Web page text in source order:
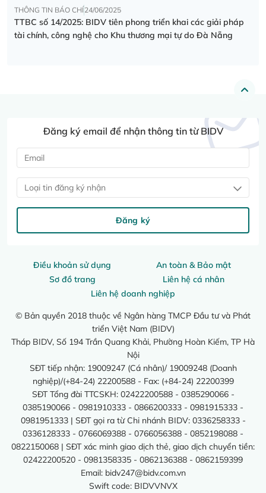
THÔNG TIN BÁO CHÍ24/06/2025
TTBC số 14/2025: BIDV tiên phong triển khai các giải pháp
tài chính, công nghệ cho Khu thương mại tự do Đà Nẵng
Điều khoản sử dụng
An toàn & Bảo mật
Sơ đồ trang
Liên hệ cá nhân
Liên hệ doanh nghiệp
© Bản quyền 2018 thuộc về Ngân hàng TMCP Đầu tư và Phát
triển Việt Nam (BIDV)
Tháp BIDV, Số 194 Trần Quang Khải, Phường Hoàn Kiếm, TP Hà
Nội
SĐT tiếp nhận: 19009247 (Cá nhân)/ 19009248 (Doanh
nghiệp)/(+84-24) 22200588 - Fax: (+84-24) 22200399
SĐT Tổng đài TTCSKH: 02422200588 - 0385290066 -
0385190066 - 0981910333 - 0866200333 - 0981915333 -
0981951333 | SĐT gọi ra từ Chi nhánh BIDV: 0336258333 -
0336128333 - 0766069388 - 0766056388 - 0852198088 -
0822150068 | SĐT xác minh giao dịch thẻ, giao dịch chuyển tiền:
02422200520 - 0981358335 - 0862136388 - 0862159399
Email: bidv247@bidv.com.vn
Swift code: BIDVVNVX
Đăng ký email để nhận thông tin từ BIDV
Loại tin đăng ký nhận
Đăng ký